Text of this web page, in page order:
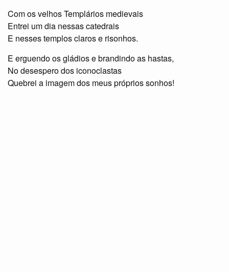
Com os velhos Templários medievais
Entrei um dia nessas catedrais
E nesses templos claros e risonhos.
E erguendo os gládios e brandindo as hastas,
No desespero dos iconoclastas
Quebrei a imagem dos meus próprios sonhos!